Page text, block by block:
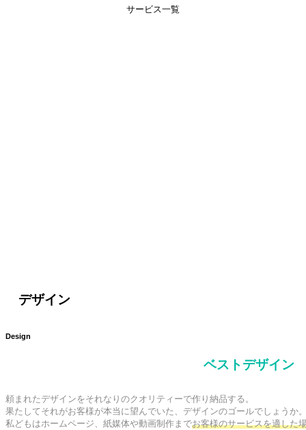
サービス一覧
デザイン
Design
ベストデザイン
頼まれたデザインをそれなりのクオリティーで作り納品する。
果たしてそれがお客様が本当に望んでいた、デザインのゴールでしょうか
私どもはホームページ、紙媒体や動画制作までお客様のサービスを適した